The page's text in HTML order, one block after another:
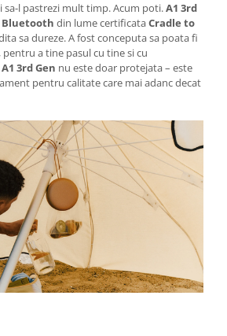
sa-l pastrezi mult timp. Acum poti.A1 3rd
Bluetooth din lume certificataCradle to
sa dureze. A fost conceputa sa poata fi
a tine pasul cu tine si cu
3rd Gen nu este doar protejata – este
pentru calitate care mai adanc decat